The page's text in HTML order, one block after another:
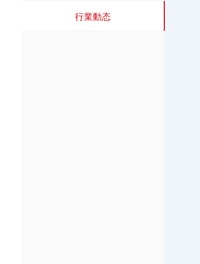
行業動态